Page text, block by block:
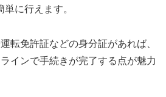
に行えます。
転免許証などの身分証があれば、
インで手続きが完了する点が魅力